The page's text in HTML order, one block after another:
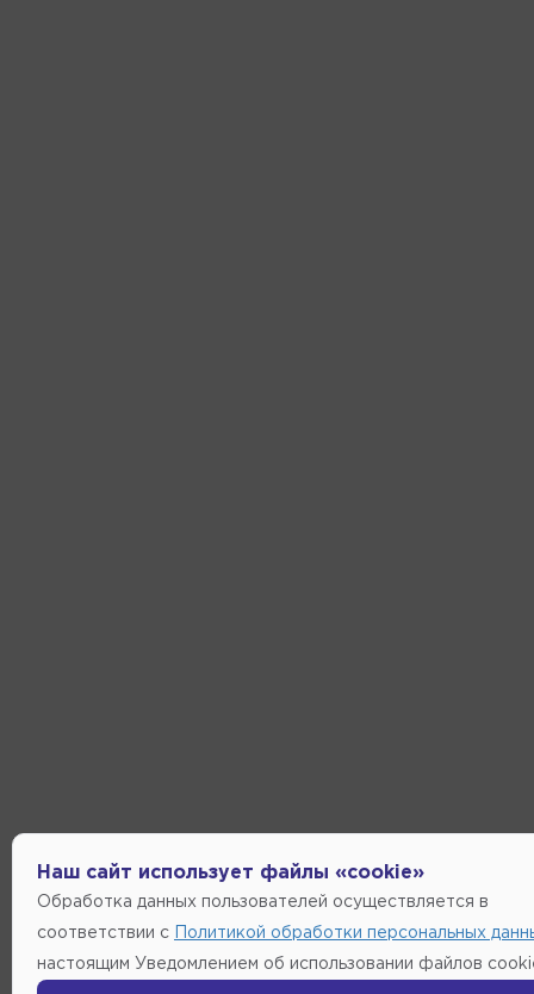
Наш сайт использует файлы «cookie»
Обработка данных пользователей осуществляется в
соответствии с Политикой обработки персональных
настоящим Уведомлением об использовании файлов